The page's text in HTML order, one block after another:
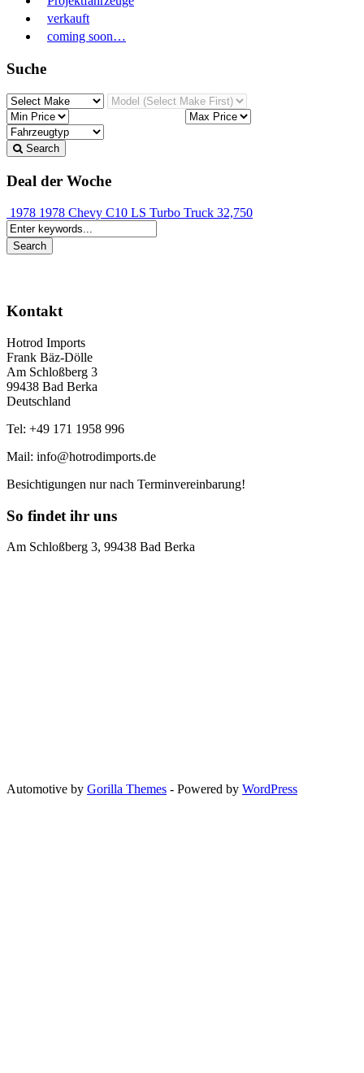
verkauft
coming soon…
Suche
Search
Deal der Woche
1978 1978 Chevy C10 LS Turbo Truck 32,750
Kontakt
Hotrod Imports
Frank Bäz-Dölle
Am Schloßberg 3
99438 Bad Berka
Deutschland
Tel: +49 171 1958 996
Mail: info@hotrodimports.de
Besichtigungen nur nach Terminvereinbarung!
So findet ihr uns
Am Schloßberg 3, 99438 Bad Berka
Automotive by Gorilla Themes - Powered by WordPress